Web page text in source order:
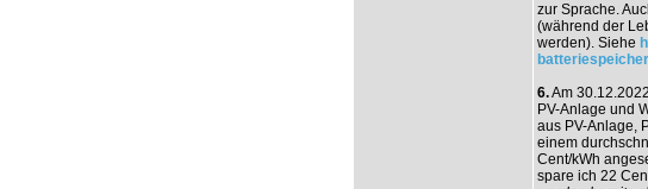
zur Sprache.
(während der
werden). Siehe
6.Am
PV-Anlage und
aus PV-Anlage,
einem
Cent/kWh
spare ich 22